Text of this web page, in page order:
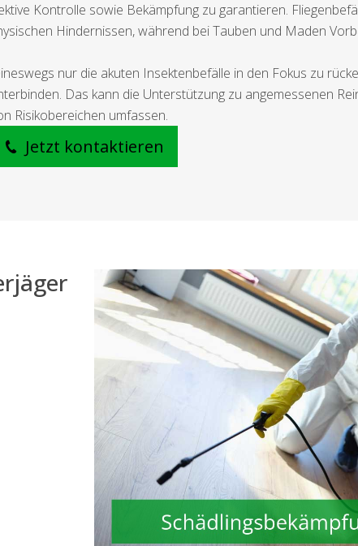
Kontrolle sowie Bekämpfung zu garantieren.
Hindernissen, während bei Tauben und Maden
nur die akuten Insektenbefälle in den Fokus zu
Das kann die Unterstützung zu angemessenen
Risikobereichen umfassen.
Jetzt kontaktieren